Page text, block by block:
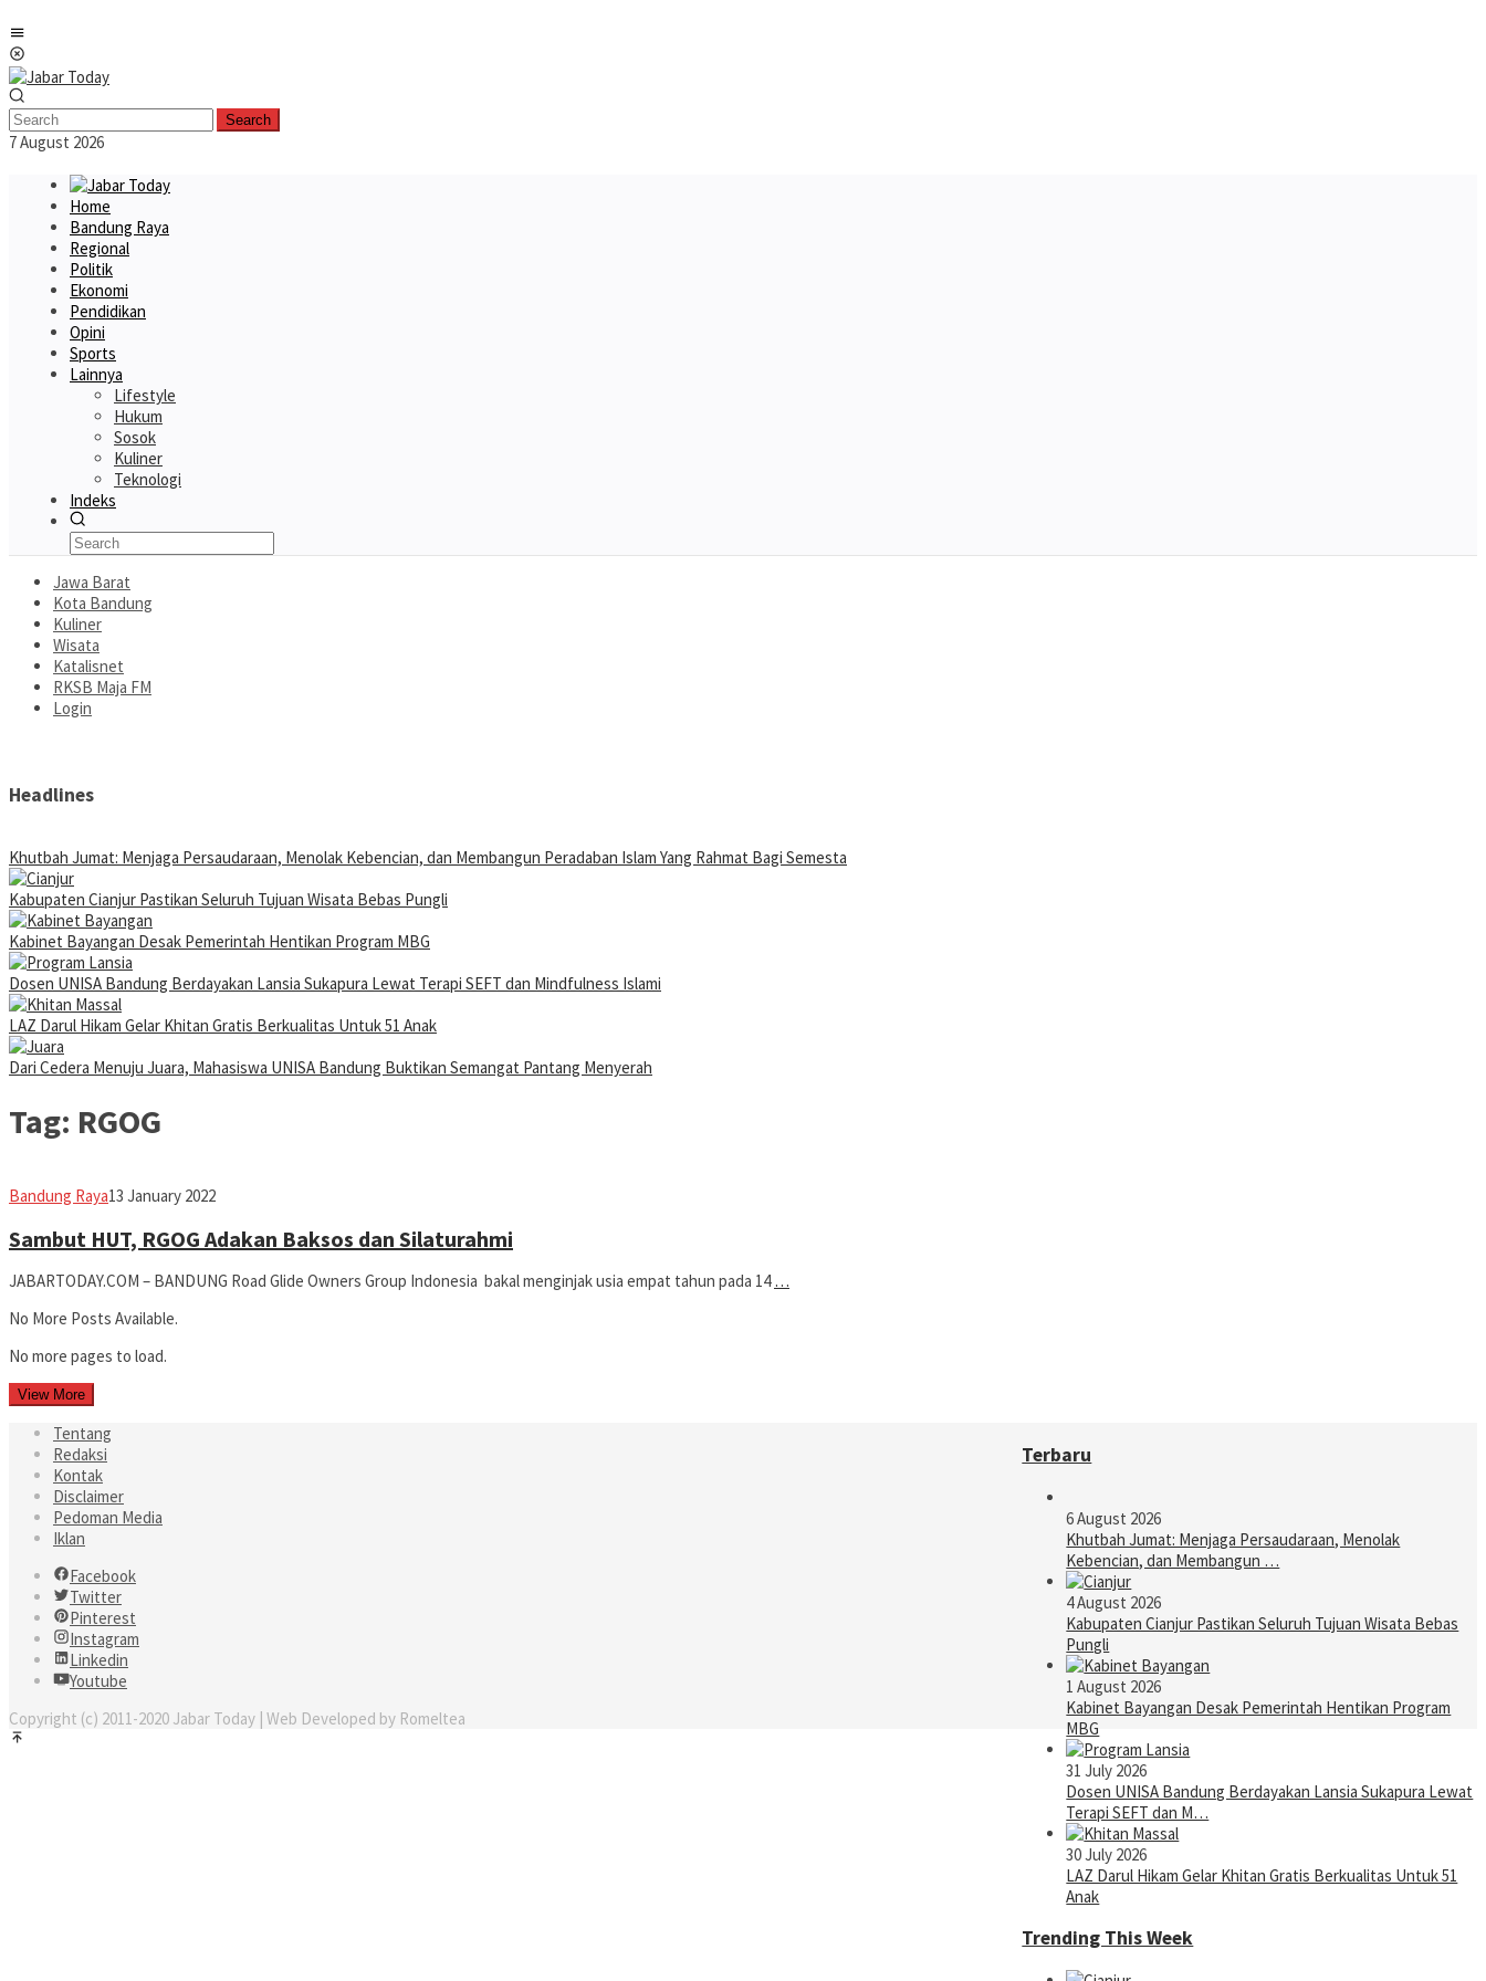
to
content
Search
7 August 2026
Home
Bandung Raya
Regional
Politik
Ekonomi
Pendidikan
Opini
Sports
Lainnya
Lifestyle
Hukum
Sosok
Kuliner
Teknologi
Indeks
Jawa Barat
Kota Bandung
Kuliner
Wisata
Katalisnet
RKSB Maja FM
Login
Headlines
Khutbah Jumat: Menjaga Persaudaraan, Menolak Kebencian, dan Membangun Peradaban Islam Yang Rahmat Bagi Semesta
Kabupaten Cianjur Pastikan Seluruh Tujuan Wisata Bebas Pungli
Kabinet Bayangan Desak Pemerintah Hentikan Program MBG
Dosen UNISA Bandung Berdayakan Lansia Sukapura Lewat Terapi SEFT dan Mindfulness Islami
LAZ Darul Hikam Gelar Khitan Gratis Berkualitas Untuk 51 Anak
Dari Cedera Menuju Juara, Mahasiswa UNISA Bandung Buktikan Semangat Pantang Menyerah
Tag: RGOG
Bandung RayaAvila
13 January 2022
Sambut HUT, RGOG Adakan Baksos dan Silaturahmi
JABARTODAY.COM – BANDUNG Road Glide Owners Group Indonesia bakal menginjak usia empat tahun pada 14 …
No More Posts Available.
No more pages to load.
View More
Terbaru
6 August 2026
Khutbah Jumat: Menjaga Persaudaraan, Menolak
Kebencian, dan Membangun …
4 August 2026
Kabupaten Cianjur Pastikan Seluruh Tujuan Wisata Bebas
Pungli
1 August 2026
Kabinet Bayangan Desak Pemerintah Hentikan Program
MBG
31 July 2026
Dosen UNISA Bandung Berdayakan Lansia Sukapura Lewat
Terapi SEFT dan M…
30 July 2026
LAZ Darul Hikam Gelar Khitan Gratis Berkualitas Untuk 51
Anak
Trending This Week
Tentang
Redaksi
Kontak
Disclaimer
Pedoman Media
Iklan
Facebook
Twitter
Pinterest
Instagram
Linkedin
Youtube
Copyright (c) 2011-2020 Jabar Today | Web Developed by Romeltea